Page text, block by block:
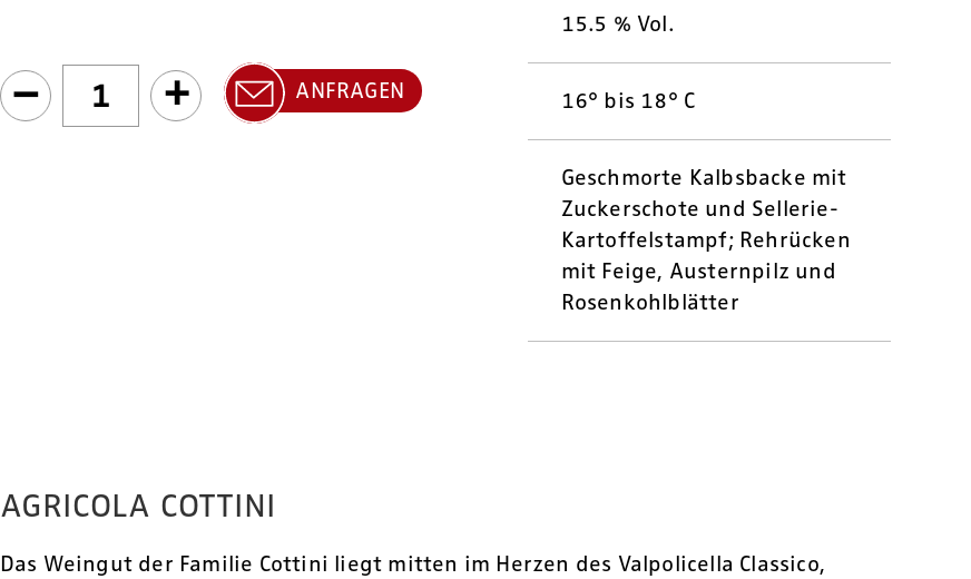
– + ANFRAGEN
15.5 % Vol.
16° bis 18° C
Geschmorte Kalbsbacke mit
Zuckerschote und Sellerie-
Kartoffelstampf; Rehrücken
mit Feige, Austernpilz und
Rosenkohlblätter
AGRICOLA COTTINI
Das Weingut der Familie Cottini liegt mitten im Herzen des Valpolicella Classico,